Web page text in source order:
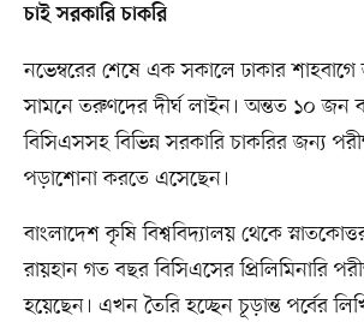
চাই সরকারি চাকরি
নভেম্বরের শেষে এক সকালে ঢাকার শাহবাগে
সামনে তরুণদের দীর্ঘ লাইন। অন্তত ১০ জন
বিসিএসসহ বিভিন্ন সরকারি চাকরির জন্য
পড়াশোনা করতে এসেছেন।
বাংলাদেশ কৃষি বিশ্ববিদ্যালয় থেকে
রায়হান গত বছর বিসিএসের প্রিলিমিনারি
হয়েছেন। এখন তৈরি হচ্ছেন চূড়ান্ত পর্বের